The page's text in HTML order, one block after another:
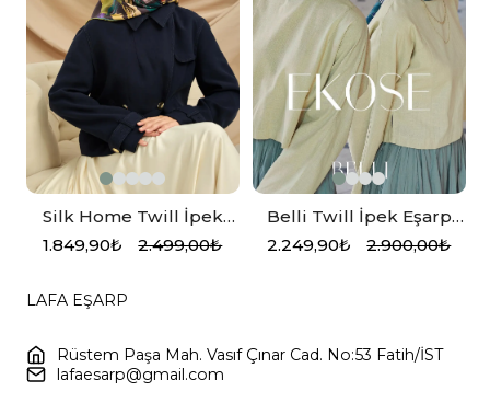
Silk Home Twill İpek
Eşarp 11480-50 Antrasit,
1.849,90₺ 2.499,00₺
Belli Twill İpek Eşarp
Ekose Kareli, Kaktüs
2.249,90₺ 2.900,00₺
LAFA EŞARP
Rüstem Paşa Mah. Vasıf Çınar Cad. No:53 Fatih/İST
lafaesarp@gmail.com